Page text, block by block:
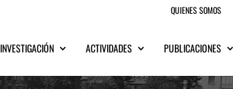
QUIENES SOMOS
INVESTIGACIÓN ACTIVIDADES PUBLICACIONES